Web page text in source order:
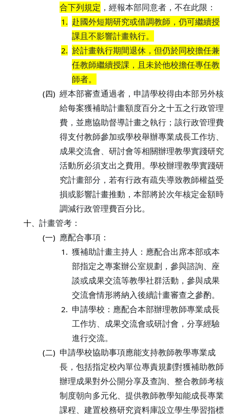
合下列規定 ，經報本部同意者，不在此限：
1. 赴國外短期研究或借調教師，仍可繼續授
課且不影響計畫執行。
2. 於計畫執行期間退休，但仍於同校擔任兼
任教師繼續授課，且未於他校擔任專任教
師者。
(四) 經本部審查通過者，申請學校得由本部另外核
給每案獲補助計畫額度百分之十五之行政管理
費，並應協助督導計畫之執行；該行政管理費
得支付教師參加或學校舉辦專業成長工作坊、
成果交流會、研討會等相關辦理教學實踐研究
活動所必須支出之費用。學校辦理教學實踐研
究計畫部分，若有行政有疏失導致教師權益受
損或影響計畫推動，本部將於次年核定金額時
調減行政管理費百分比。
十、 計畫管考：
(一) 應配合事項：
1. 獲補助計畫主持人：應配合出席本部或本
部指定之專案辦公室規劃，參與諮詢、座
談或成果交流等教學社群活動，參與成果
交流會情形將納入後續計畫審查之參酌。
2. 申請學校：應配合本部辦理教師專業成長
工作坊、成果交流會或研討會，分享經驗
進行交流。
(二) 申請學校協助事項應能支持教師教學專業成
長，包括指定校內單位專責規劃對獲補助教師
辦理成果對外公開分享及查詢、整合教師考核
制度朝向多元化、提供教師教學知能成長專業
課程、建置校務研究資料庫設立學生學習指標